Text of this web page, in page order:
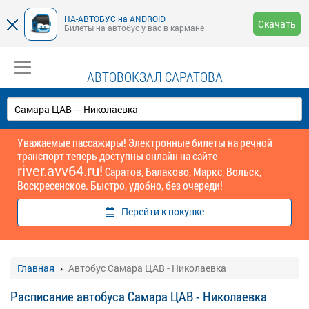
НА-АВТОБУС на ANDROID
Билеты на автобус у вас в кармане
Скачать
АВТОВОКЗАЛ САРАТОВА
Уважаемые пассажиры! Электронные билеты на речной
транспорт теперь доступны онлайн на сайте
river.avv64.ru!Саратов, Балаково, Маркс, Вольск,
Воскресенское. Быстро, удобно, без очереди!
Перейти к покупке
Главная Автобус Самара ЦАВ - Николаевка
Расписание автобуса Самара ЦАВ - Николаевка